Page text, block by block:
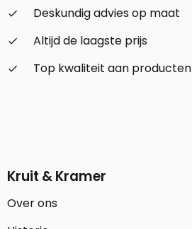
check_small
Deskundig advies op maat
check_small
Altijd de laagste prijs
check_small
Top kwaliteit aan producten
Kruit & Kramer
Over ons